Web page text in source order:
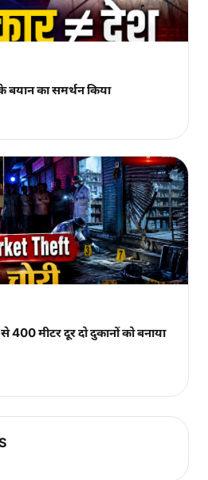
बयान का समर्थन किया
400 मीटर दूर दो दुकानों को बनाया